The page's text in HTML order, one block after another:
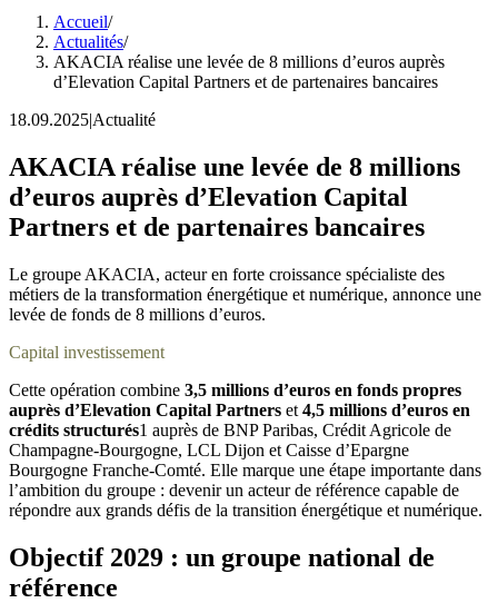
Accueil/
Actualités/
AKACIA réalise une levée de 8 millions d’euros auprès
d’Elevation Capital Partners et de partenaires bancaires
18.09.2025|Actualité
AKACIA réalise une levée de 8 millions
d’euros auprès d’Elevation Capital
Partners et de partenaires bancaires
Le groupe AKACIA, acteur en forte croissance spécialiste des
métiers de la transformation énergétique et numérique, annonce une
levée de fonds de 8 millions d’euros.
Capital investissement
Cette opération combine 3,5 millions d’euros en fonds propres
auprès d’Elevation Capital Partners et 4,5 millions d’euros en
crédits structurés1 auprès de BNP Paribas, Crédit Agricole de
Champagne-Bourgogne, LCL Dijon et Caisse d’Epargne
Bourgogne Franche-Comté. Elle marque une étape importante dans
l’ambition du groupe : devenir un acteur de référence capable de
répondre aux grands défis de la transition énergétique et numérique.
Objectif 2029 : un groupe national de
référence